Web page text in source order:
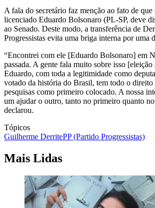
A fala do secretário faz menção ao fato de
licenciado Eduardo Bolsonaro (PL-SP, deve
ao Senado. Deste modo, a transferência de
Progressistas evita uma briga interna por uma
“Encontrei com ele [Eduardo Bolsonaro] em
passada. A gente fala muito sobre isso [eleição
Eduardo, com toda a legitimidade como
votado da história do Brasil, tem todo o direito
pesquisas como primeiro colocado. A nossa
um ajudar o outro, tanto no primeiro quanto
declarou.
Tópicos
Guilherme DerritePP (Partido Progressistas)
Mais Lidas